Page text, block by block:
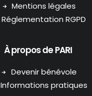
Mentions légales
Réglementation RGPD
À propos de PARI
Devenir bénévole
Informations pratiques